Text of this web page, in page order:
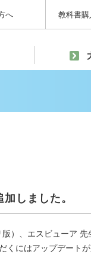
へ 教科書
しました。
）、エスビューア 先
にはアップデートが